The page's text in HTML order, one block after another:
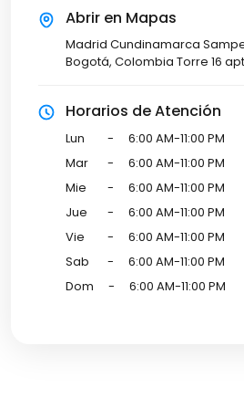
Abrir en Mapas
Madrid Cundinamarca
Bogotá, Colombia Torre 16
Horarios de Atención
Lun -
6:00 AM-11:00 PM
Mar
-
6:00 AM-11:00 PM
Mie
-
6:00 AM-11:00 PM
Jue
-
6:00 AM-11:00 PM
Vie
-
6:00 AM-11:00 PM
Sab
-
6:00 AM-11:00 PM
Dom
- 6:00 AM-11:00 PM